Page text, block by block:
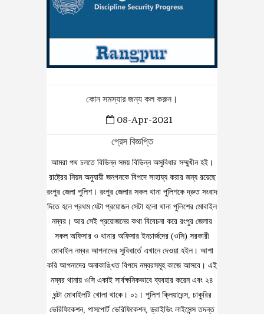
কোন সমস্যার জন্য কল করুন।
08-Apr-2021
প্রেস বিজ্ঞপ্তি
আমরা পথ চলতে বিভিন্ন সময় বিভিন্ন অসুবিধার সম্মুখীন হই।
রাষ্ট্রের নিয়ম অনুযায়ী জনগনকে বিপদে সাহায্য করার জন্য রয়েছে
রংপুর জেলা পুলিশ। রংপুর জেলার সকল থানা পুলিশকে দ্রুত সংবাদ
দিতে হলে প্রথম যেটা প্রয়োজন সেটা হলো থানা পুলিশের মোবাইল
নম্বর। আর সেই প্রয়োজনের কথা বিবেচনা করে রংপুর জেলার
সকল অফিসার ও থানার অফিসার ইনচার্জদের (ওসি) সরকারী
মোবাইল নম্বর আপনাদের সুবিধার্তে এখানে দেওয়া হইল। আশা
করি আপনাদের অনাকাঙ্খিত বিপদে নম্বরসমূহ কাজে আসবে। এই
নম্বর থানায় ওসি একাই সার্বক্ষনিকভাবে ব্যবহার করেন এবং ২৪
ঘন্টা মোবাইলটি খোলা থাকে। ০১। পুলিশ ক্লিয়ারেন্স, চাকুরির
ভেরিফিকেশন, পাসপোর্ট ভেরিফিকেশন, ড্রাইভিং লাইসেন্স তদন্ত